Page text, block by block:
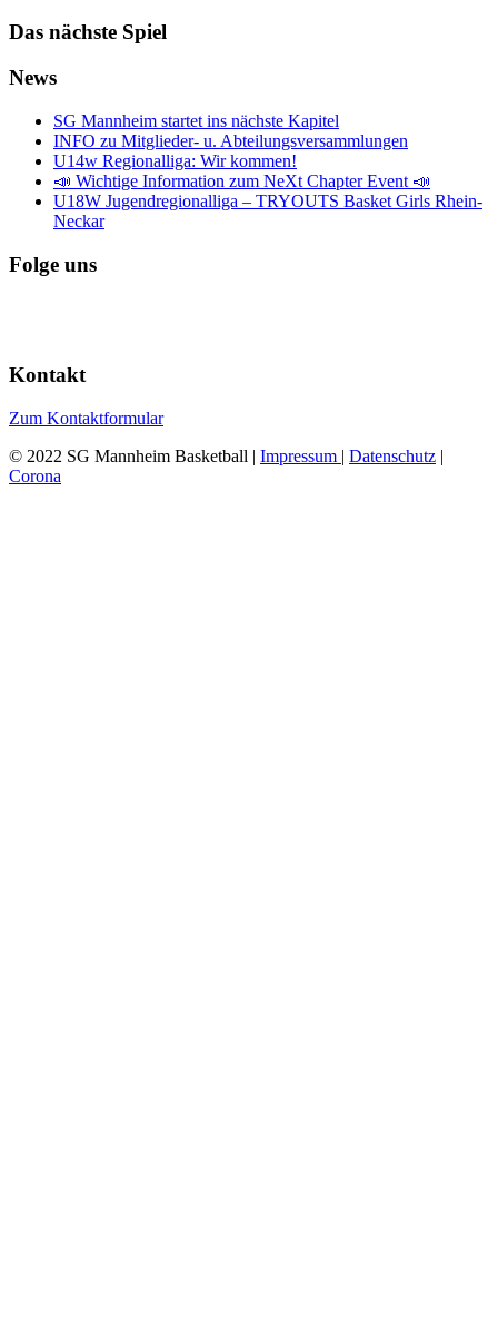
Das nächste Spiel
News
SG Mannheim startet ins nächste Kapitel
INFO zu Mitglieder- u. Abteilungsversammlungen
U14w Regionalliga: Wir kommen!
📣 Wichtige Information zum NeXt Chapter Event 📣
U18W Jugendregionalliga – TRYOUTS Basket Girls Rhein-
Neckar
Folge uns
Kontakt
Zum Kontaktformular
© 2022 SG Mannheim Basketball | Impressum | Datenschutz |
Corona